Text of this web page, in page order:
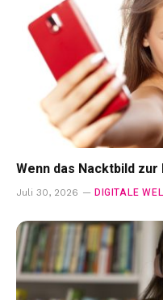
Wenn das Nacktbild
Juli 30, 2026 DIGITALE